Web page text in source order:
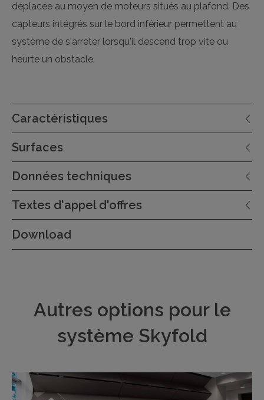
déplacée au moyen de moteurs situés au plafond. Des
capteurs intégrés sur le bord inférieur permettent au
système de s'arrêter lorsqu'il descend trop vite ou
heurte un obstacle.
Caractéristiques
Surfaces
Données techniques
Textes d'appel d'offres
Download
Autres options pour le
système Skyfold